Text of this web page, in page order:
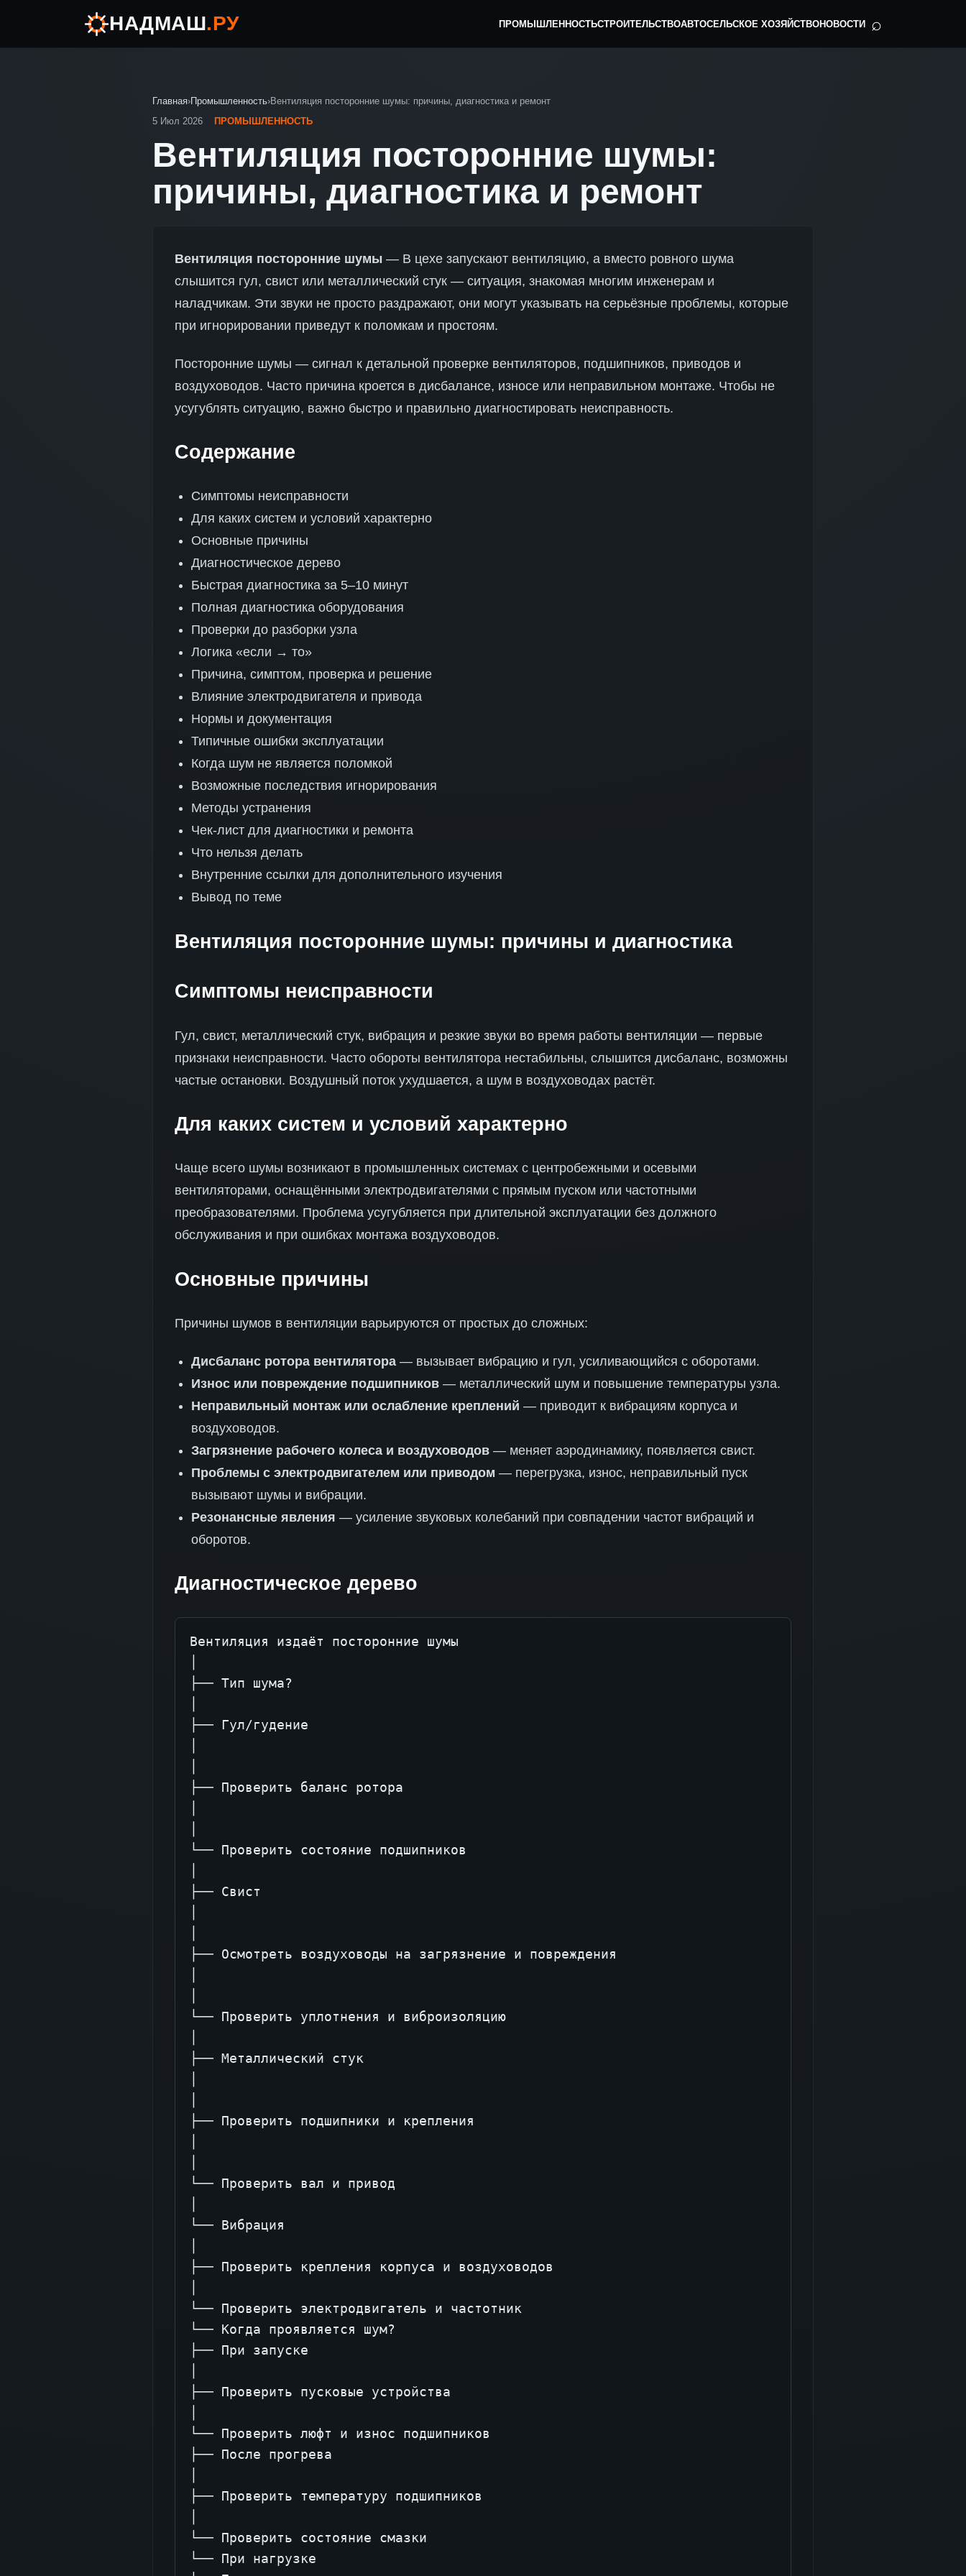
НАДМАШ.РУ ПРОМЫШЛЕННОСТЬСТРОИТЕЛЬСТВОАВТОСЕЛЬСКОЕ ХОЗЯЙСТВОНОВОСТИ ⌕
Главная›Промышленность›Вентиляция посторонние шумы: причины, диагностика и ремонт
5 Июл 2026
ПРОМЫШЛЕННОСТЬ
Вентиляция посторонние шумы:
причины, диагностика и ремонт
Вентиляция посторонние шумы — В цехе запускают вентиляцию, а вместо ровного шума
слышится гул, свист или металлический стук — ситуация, знакомая многим инженерам и
наладчикам. Эти звуки не просто раздражают, они могут указывать на серьёзные проблемы, которые
при игнорировании приведут к поломкам и простоям.
Посторонние шумы — сигнал к детальной проверке вентиляторов, подшипников, приводов и
воздуховодов. Часто причина кроется в дисбалансе, износе или неправильном монтаже. Чтобы не
усугублять ситуацию, важно быстро и правильно диагностировать неисправность.
Содержание
Симптомы неисправности
Для каких систем и условий характерно
Основные причины
Диагностическое дерево
Быстрая диагностика за 5–10 минут
Полная диагностика оборудования
Проверки до разборки узла
Логика «если → то»
Причина, симптом, проверка и решение
Влияние электродвигателя и привода
Нормы и документация
Типичные ошибки эксплуатации
Когда шум не является поломкой
Возможные последствия игнорирования
Методы устранения
Чек-лист для диагностики и ремонта
Что нельзя делать
Внутренние ссылки для дополнительного изучения
Вывод по теме
Вентиляция посторонние шумы: причины и диагностика
Симптомы неисправности
Гул, свист, металлический стук, вибрация и резкие звуки во время работы вентиляции — первые
признаки неисправности. Часто обороты вентилятора нестабильны, слышится дисбаланс, возможны
частые остановки. Воздушный поток ухудшается, а шум в воздуховодах растёт.
Для каких систем и условий характерно
Чаще всего шумы возникают в промышленных системах с центробежными и осевыми
вентиляторами, оснащёнными электродвигателями с прямым пуском или частотными
преобразователями. Проблема усугубляется при длительной эксплуатации без должного
обслуживания и при ошибках монтажа воздуховодов.
Основные причины
Причины шумов в вентиляции варьируются от простых до сложных:
Дисбаланс ротора вентилятора — вызывает вибрацию и гул, усиливающийся с оборотами.
Износ или повреждение подшипников — металлический шум и повышение температуры узла.
Неправильный монтаж или ослабление креплений — приводит к вибрациям корпуса и
воздуховодов.
Загрязнение рабочего колеса и воздуховодов — меняет аэродинамику, появляется свист.
Проблемы с электродвигателем или приводом — перегрузка, износ, неправильный пуск
вызывают шумы и вибрации.
Резонансные явления — усиление звуковых колебаний при совпадении частот вибраций и
оборотов.
Диагностическое дерево
Вентиляция издаёт посторонние шумы
├── Тип шума?
├── Гул/гудение
├── Проверить баланс ротора
└── Проверить состояние подшипников
├── Свист
├── Осмотреть воздуховоды на загрязнение и повреждения
└── Проверить уплотнения и виброизоляцию
├── Металлический стук
├── Проверить подшипники и крепления
└── Проверить вал и привод
└── Вибрация
├── Проверить крепления корпуса и воздуховодов
└── Проверить электродвигатель и частотник
└── Когда проявляется шум?
├── При запуске
├── Проверить пусковые устройства
└── Проверить люфт и износ подшипников
├── После прогрева
├── Проверить температуру подшипников
└── Проверить состояние смазки
└── При нагрузке